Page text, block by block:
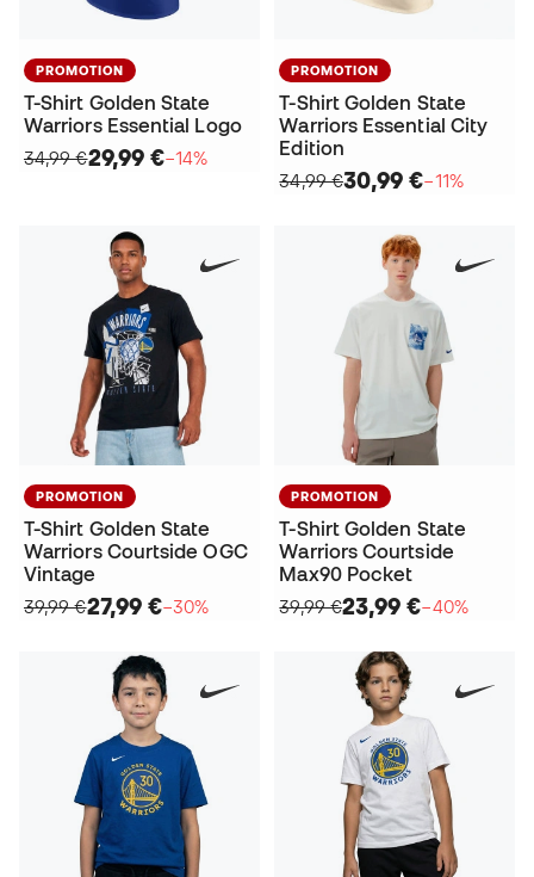
PROMOTION
T-Shirt Golden State
Warriors Essential Logo
34,99 €29,99 €−14%
PROMOTION
T-Shirt Golden State
Warriors Essential City
Edition
34,99 €30,99 €−11%
PROMOTION
T-Shirt Golden State
Warriors Courtside OGC
Vintage
39,99 €27,99 €−30%
PROMOTION
T-Shirt Golden State
Warriors Courtside
Max90 Pocket
39,99 €23,99 €−40%